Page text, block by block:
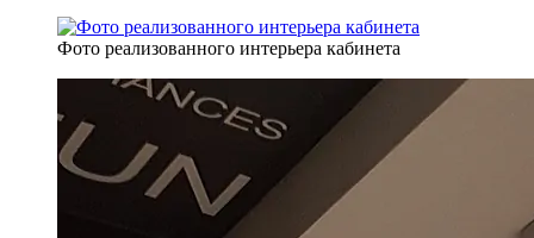
Фото реализованного интерьера кабинета